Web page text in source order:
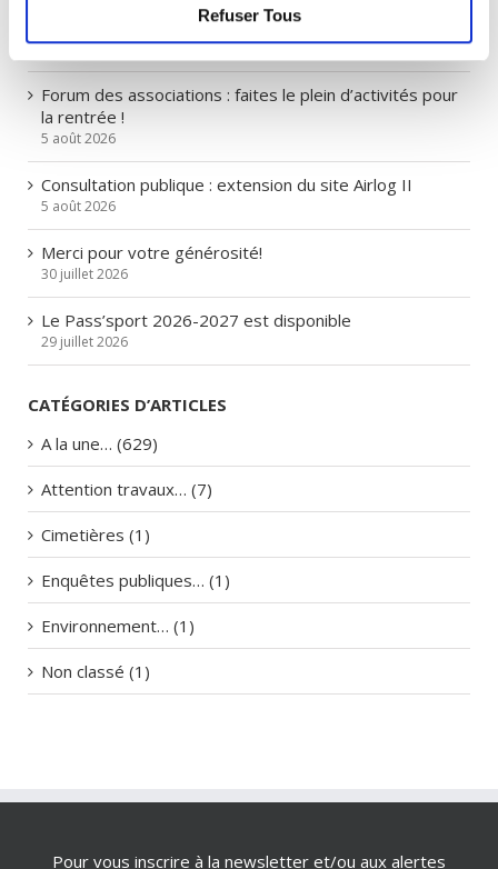
Refuser Tous
Cornebarrieu en fête les 11, 12, 13 sept. au Boiret
5 août 2026
Forum des associations : faites le plein d’activités pour
la rentrée !
5 août 2026
Consultation publique : extension du site Airlog II
5 août 2026
Merci pour votre générosité!
30 juillet 2026
Le Pass’sport 2026-2027 est disponible
29 juillet 2026
CATÉGORIES D’ARTICLES
A la une… (629)
Attention travaux… (7)
Cimetières (1)
Enquêtes publiques… (1)
Environnement… (1)
Non classé (1)
Pour vous inscrire à la newsletter et/ou aux alertes